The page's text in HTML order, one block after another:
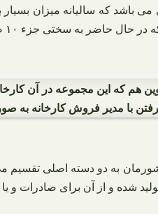
جزء ۱۰ صادر کننده اول این محصول قرار می‌گیریم.
هم که این مجموعه در آن
با مدیر فروش کارخانه به
به دو دسته اصلی تقسیم
شده و از آن برای صادرات و